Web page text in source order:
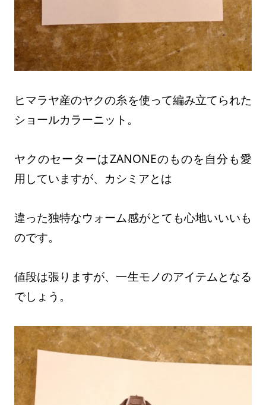
ヒマラヤ産のヤクの糸を使って編み立てられた
ショールカラーニット。
ヤクのセーターはZANONEのものを自分も愛
用していますが、カシミアとは
違った独特なウォーム感がとても心地いいいも
のです。
値段は張りますが、一生モノのアイテムとなる
でしょう。